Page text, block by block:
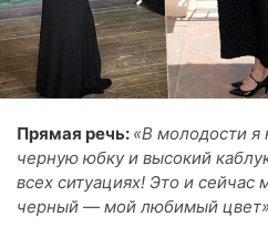
Прямая речь: «В молодости я
черную юбку и высокий
всех ситуациях! Это и
черный — мой любимый